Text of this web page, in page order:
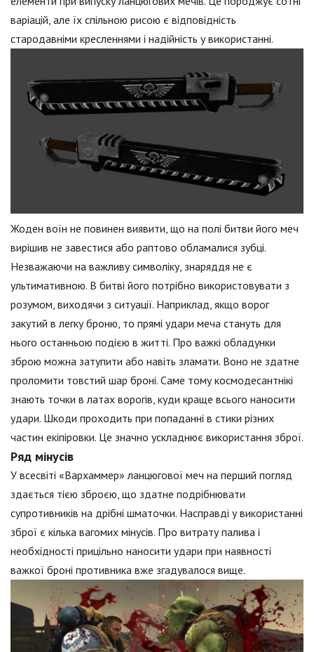
варіацій, але їх спільною рисою є відповідність
стародавніми кресленнями і надійність у використанні.
Жоден воїн не повинен виявити, що на полі битви його меч
вирішив не завестися або раптово обламалися зубці.
Незважаючи на важливу символіку, знаряддя не є
ультимативною. В битві його потрібно використовувати з
розумом, виходячи з ситуації. Наприклад, якщо ворог
закутий в легку броню, то прямі удари меча стануть для
нього останньою подією в житті. Про важкі обладунки
зброю можна затупити або навіть зламати. Воно не здатне
проломити товстий шар броні. Саме тому космодесантнікі
знають точки в латах ворогів, куди краще всього наносити
удари. Шкоди проходить при попаданні в стики різних
частин екіпіровки. Це значно ускладнює використання зброї.
Ряд мінусів
У всесвіті «Вархаммер» ланцюгової меч на перший погляд
здається тією зброєю, що здатне подрібнювати
супротивників на дрібні шматочки. Насправді у використанні
зброї є кілька вагомих мінусів. Про витрату палива і
необхідності прицільно наносити удари при наявності
важкої броні противника вже згадувалося вище.